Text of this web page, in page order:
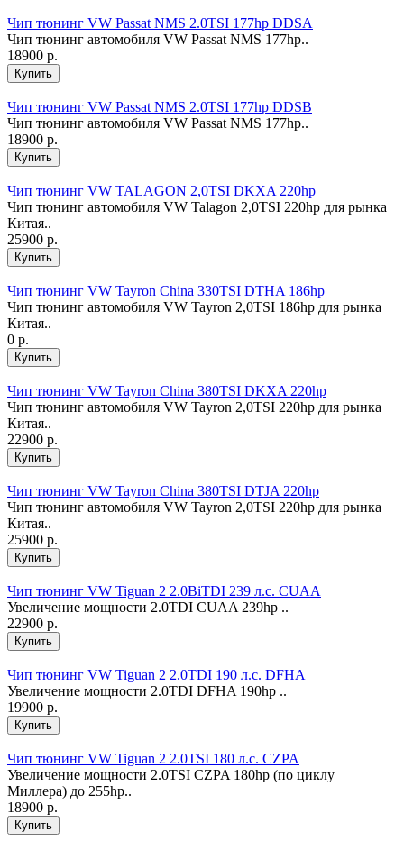
Чип тюнинг VW Passat NMS 2.0TSI 177hp DDSA
Чип тюнинг автомобиля VW Passat NMS 177hp..
18900 р.
Чип тюнинг VW Passat NMS 2.0TSI 177hp DDSB
Чип тюнинг автомобиля VW Passat NMS 177hp..
18900 р.
Чип тюнинг VW TALAGON 2,0TSI DKXA 220hp
Чип тюнинг автомобиля VW Talagon 2,0TSI 220hp для рынка
Китая..
25900 р.
Чип тюнинг VW Tayron China 330TSI DTHA 186hp
Чип тюнинг автомобиля VW Tayron 2,0TSI 186hp для рынка
Китая..
0 р.
Чип тюнинг VW Tayron China 380TSI DKXA 220hp
Чип тюнинг автомобиля VW Tayron 2,0TSI 220hp для рынка
Китая..
22900 р.
Чип тюнинг VW Tayron China 380TSI DTJA 220hp
Чип тюнинг автомобиля VW Tayron 2,0TSI 220hp для рынка
Китая..
25900 р.
Чип тюнинг VW Tiguan 2 2.0BiTDI 239 л.с. CUAA
Увеличение мощности 2.0TDI CUAA 239hp ..
22900 р.
Чип тюнинг VW Tiguan 2 2.0TDI 190 л.с. DFHA
Увеличение мощности 2.0TDI DFHA 190hp ..
19900 р.
Чип тюнинг VW Tiguan 2 2.0TSI 180 л.с. CZPA
Увеличение мощности 2.0ТSI CZPA 180hp (по циклу
Миллера) до 255hp..
18900 р.